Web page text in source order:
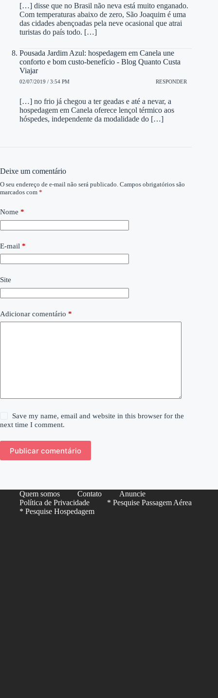
[…] disse que no Brasil não neva está muito enganado.
Com temperaturas abaixo de zero, São Joaquim é uma
das cidades abençoadas pela neve ocasional que atrai
turistas do país todo. […]
Pousada Jardim Azul: hospedagem em Canela une
conforto e bom custo-benefício - Blog Quanto Custa
Viajar
02/07/2019 / 3:54 PM RESPONDER
[…] no frio já chegou a ter geadas e até a nevar, a
hospedagem em Canela oferece lençol térmico aos
hóspedes, independente da modalidade do […]
Deixe um comentário
O seu endereço de e-mail não será publicado. Campos obrigatórios são
marcados com *
Nome *
E-mail *
Site
Adicionar comentário *
Save my name, email and website in this browser for the
next time I comment.
Publicar comentário
Quem somos Contato
Anuncie
Política de Privacidade
* Pesquise Passagem Aérea
* Pesquise Hospedagem